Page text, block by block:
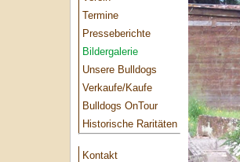
Termine
Presseberichte
Bildergalerie
Unsere Bulldogs
Verkaufe/Kaufe
Bulldogs OnTour
Historische Raritäten
Kontakt